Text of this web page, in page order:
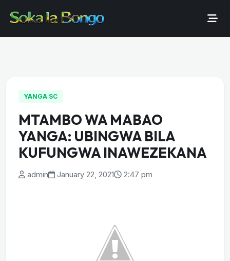
YANGA SC
MTAMBO WA MABAO
YANGA: UBINGWA BILA
KUFUNGWA INAWEZEKANA
admin January 22, 2021 2:47 pm